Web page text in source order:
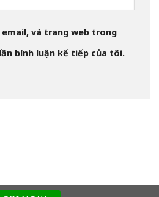
và trang web trong
bình luận kế tiếp của tôi.